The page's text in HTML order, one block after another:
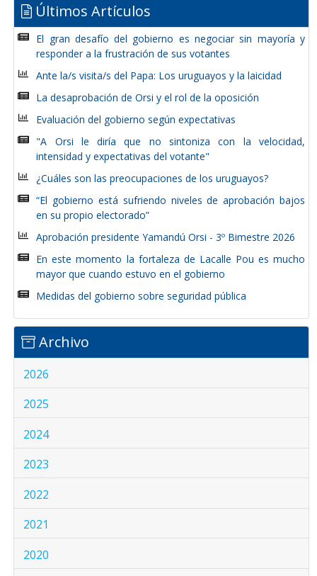
Últimos Artículos
El gran desafío del gobierno es negociar sin mayoría y
responder a la frustración de sus votantes
Ante la/s visita/s del Papa: Los uruguayos y la laicidad
La desaprobación de Orsi y el rol de la oposición
Evaluación del gobierno según expectativas
"A Orsi le diría que no sintoniza con la velocidad,
intensidad y expectativas del votante"
¿Cuáles son las preocupaciones de los uruguayos?
“El gobierno está sufriendo niveles de aprobación bajos
en su propio electorado”
Aprobación presidente Yamandú Orsi - 3º Bimestre 2026
En este momento la fortaleza de Lacalle Pou es mucho
mayor que cuando estuvo en el gobierno
Medidas del gobierno sobre seguridad pública
Archivo
2026
2025
2024
2023
2022
2021
2020